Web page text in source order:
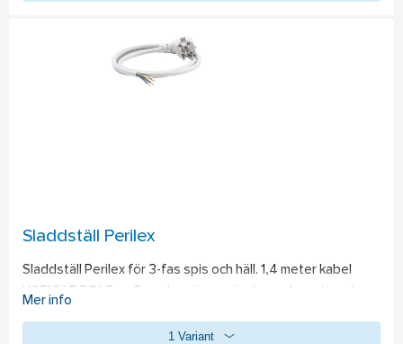
Sladdställ Perilex
Sladdställ Perilex för 3-fas spis och häll. 1,4 meter kabel
H05VV-F 5G1,5mm2 med en öppen ände med monterade
Mer info
1 Variant